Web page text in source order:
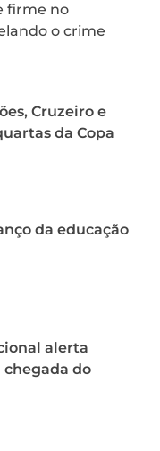
firme no
o crime
Cruzeiro e
da Copa
da educação
alerta
chegada do